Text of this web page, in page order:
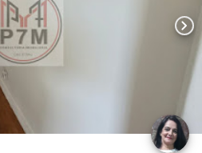
chevron_right